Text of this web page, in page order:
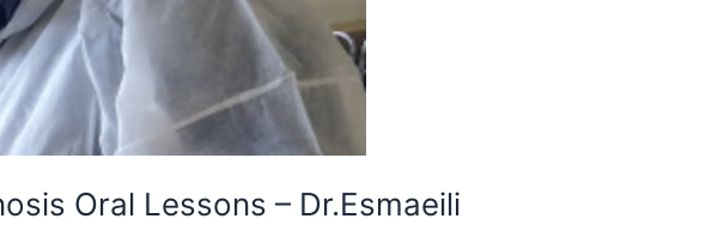
Oral Lessons – Dr.Esmaeili